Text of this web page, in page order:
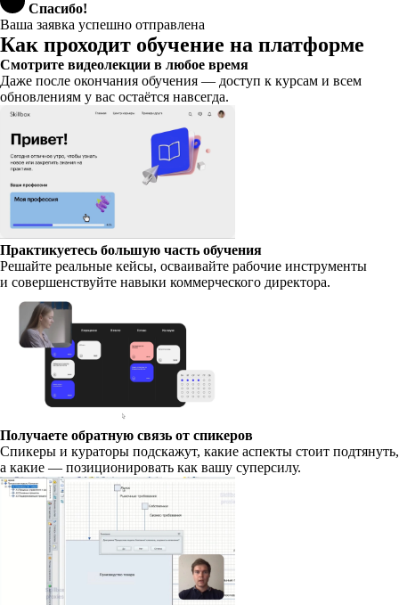
Спасибо!
Ваша заявка успешно отправлена
Как проходит обучение на платформе
Смотрите видеолекции в любое время
Даже после окончания обучения — доступ к курсам и всем
обновлениям у вас остаётся навсегда.
Практикуетесь большую часть обучения
Решайте реальные кейсы, осваивайте рабочие инструменты
и совершенствуйте навыки коммерческого директора.
Получаете обратную связь от спикеров
Спикеры и кураторы подскажут, какие аспекты стоит подтянуть,
а какие — позиционировать как вашу суперсилу.